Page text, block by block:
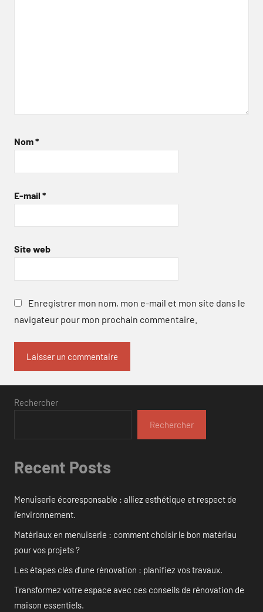
Nom*
E-mail *
Site web
Enregistrer mon nom, mon e-mail et mon site dans le
navigateur pour mon prochain commentaire.
Rechercher
Rechercher
Recent Posts
Menuiserie écoresponsable : alliez esthétique et respect de
l’environnement.
Matériaux en menuiserie : comment choisir le bon matériau
pour vos projets ?
Les étapes clés d’une rénovation : planifiez vos travaux.
Transformez votre espace avec ces conseils de rénovation de
maison essentiels.